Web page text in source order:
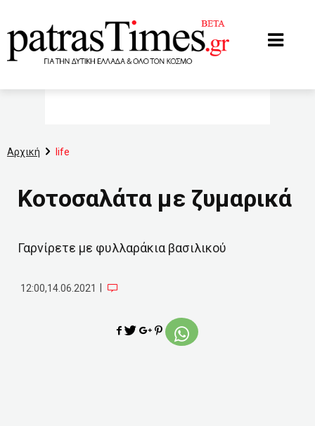
Αρχική life
Κοτοσαλάτα με ζυμαρικά
Γαρνίρετε με φυλλαράκια βασιλικού
12:00,14.06.2021